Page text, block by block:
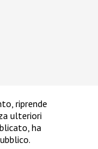
riprende
ulteriori
ha